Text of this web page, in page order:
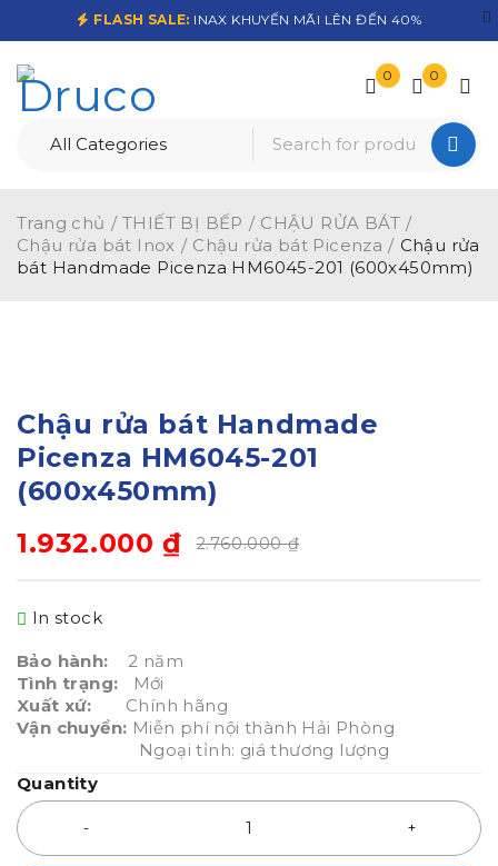
FLASH SALE: INAX KHUYẾN MÃI LÊN ĐẾN 40%
0 0
Trang chủ / THIẾT BỊ BẾP / CHẬU RỬA BÁT /
Chậu rửa bát Inox / Chậu rửa bát Picenza / Chậu rửa
bát Handmade Picenza HM6045-201 (600x450mm)
Chậu rửa bát Handmade
Picenza HM6045-201
(600x450mm)
2.760.000₫
1.932.000 ₫
In stock
Bảo hành: 2 năm
Tình trạng: Mới
Xuất xứ:
Chính hãng
Vận chuyển: Miễn phí nội thành Hải Phòng
Ngoại tỉnh: giá thương lượng
Quantity